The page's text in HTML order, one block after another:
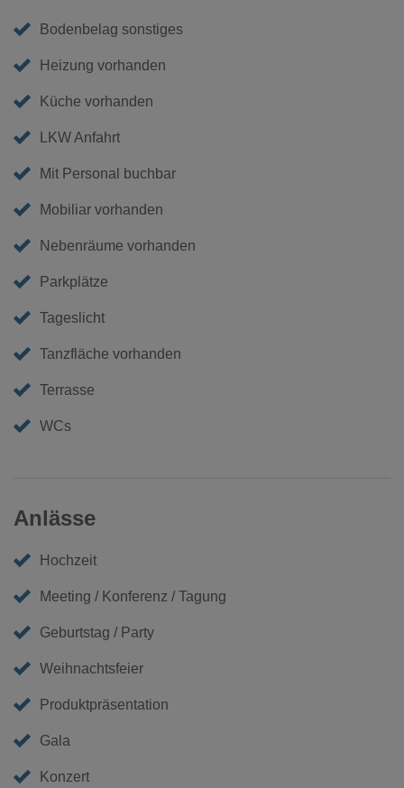
Bodenbelag sonstiges
Heizung vorhanden
Küche vorhanden
LKW Anfahrt
Mit Personal buchbar
Mobiliar vorhanden
Nebenräume vorhanden
Parkplätze
Tageslicht
Tanzfläche vorhanden
Terrasse
WCs
Anlässe
Hochzeit
Meeting / Konferenz / Tagung
Geburtstag / Party
Weihnachtsfeier
Produktpräsentation
Gala
Konzert